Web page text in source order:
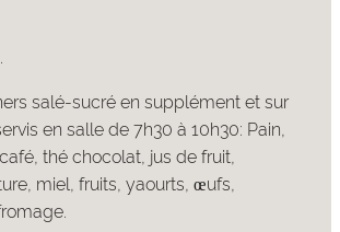
salé-sucré en supplément et sur
en salle de 7h30 à 10h30: Pain,
thé chocolat, jus de fruit,
miel, fruits, yaourts, œufs,